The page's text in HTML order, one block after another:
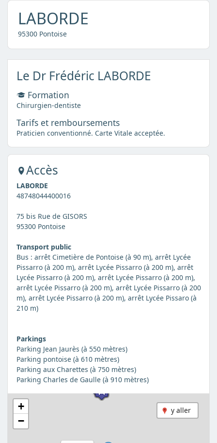
LABORDE
95300 Pontoise
Le Dr Frédéric LABORDE
Formation
Chirurgien-dentiste
Tarifs et remboursements
Praticien conventionné. Carte Vitale acceptée.
Accès
LABORDE
48748044400016
75 bis Rue de GISORS
95300 Pontoise
Transport public
Bus : arrêt Cimetière de Pontoise (à 90 m), arrêt Lycée
Pissarro (à 200 m), arrêt Lycée Pissarro (à 200 m), arrêt
Lycée Pissarro (à 200 m), arrêt Lycée Pissarro (à 200 m),
arrêt Lycée Pissarro (à 200 m), arrêt Lycée Pissarro (à 200
m), arrêt Lycée Pissarro (à 200 m), arrêt Lycée Pissaro (à
210 m)
Parkings
Parking Jean Jaurès (à 550 mètres)
Parking pontoise (à 610 mètres)
Parking aux Charettes (à 750 mètres)
Parking Charles de Gaulle (à 910 mètres)
y aller
+
−